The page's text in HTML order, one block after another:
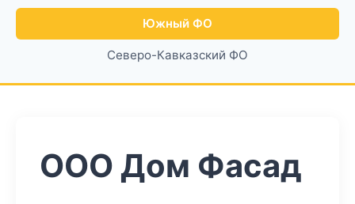
Южный ФО
Северо-Кавказский ФО
ООО Дом Фасад